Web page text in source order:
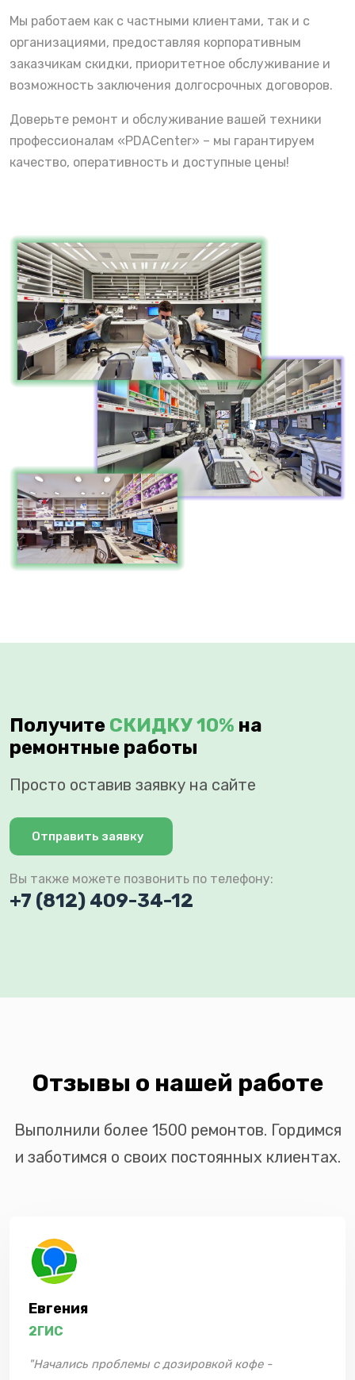
Мы работаем как с частными клиентами, так и с
организациями, предоставляя корпоративным
заказчикам скидки, приоритетное обслуживание и
возможность заключения долгосрочных договоров.
Доверьте ремонт и обслуживание вашей техники
профессионалам «PDACenter» – мы гарантируем
качество, оперативность и доступные цены!
Получите СКИДКУ 10% на
ремонтные работы
Просто оставив заявку на сайте
Отправить заявку
Вы также можете позвонить по телефону:
+7 (812) 409-34-12
Отзывы о нашей работе
Выполнили более 1500 ремонтов. Гордимся
и заботимся о своих постоянных клиентах.
Евгения
2ГИС
"Начались проблемы с дозировкой кофе -